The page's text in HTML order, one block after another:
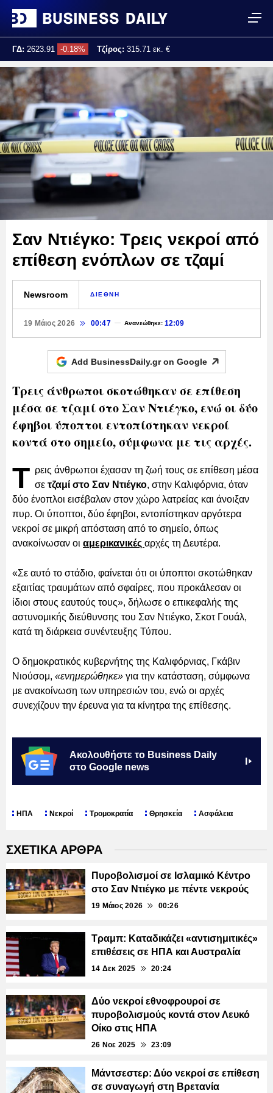
ΓΔ: 2623.91 -0.18% Τζίρος: 315.71 εκ. €
Τελ. ενημέρωση: 17:25:04
Σαν Ντιέγκο: Τρεις νεκροί από
επίθεση ενόπλων σε τζαμί
Newsroom ΔΙΕΘΝΗ
19 Μάιος 2026 00:47 Ανανεώθηκε:12:09
Add BusinessDaily.gr on Google
Τρεις άνθρωποι σκοτώθηκαν σε επίθεση
μέσα σε τζαμί στο Σαν Ντιέγκο, ενώ οι δύο
έφηβοι ύποπτοι εντοπίστηκαν νεκροί
κοντά στο σημείο, σύμφωνα με τις αρχές.
Τ ρεις άνθρωποι έχασαν τη ζωή τους σε επίθεση μέσα
σε τζαμί στο Σαν Ντιέγκο, στην Καλιφόρνια, όταν
δύο ένοπλοι εισέβαλαν στον χώρο λατρείας και άνοιξαν
πυρ. Οι ύποπτοι, δύο έφηβοι, εντοπίστηκαν αργότερα
νεκροί σε μικρή απόσταση από το σημείο, όπως
ανακοίνωσαν οι αμερικανικές αρχές τη Δευτέρα.
«Σε αυτό το στάδιο, φαίνεται ότι οι ύποπτοι σκοτώθηκαν
εξαιτίας τραυμάτων από σφαίρες, που προκάλεσαν οι
ίδιοι στους εαυτούς τους», δήλωσε ο επικεφαλής της
αστυνομικής διεύθυνσης του Σαν Ντιέγκο, Σκοτ Γουάλ,
κατά τη διάρκεια συνέντευξης Τύπου.
Ο δημοκρατικός κυβερνήτης της Καλιφόρνιας, Γκάβιν
Νιούσομ, «ενημερώθηκε» για την κατάσταση, σύμφωνα
με ανακοίνωση των υπηρεσιών του, ενώ οι αρχές
συνεχίζουν την έρευνα για τα κίνητρα της επίθεσης.
Ακολουθήστε το Business Daily
στο Google news
ΗΠΑ Νεκροί Τρομοκρατία Θρησκεία Ασφάλεια
ΣΧΕΤΙΚΑ ΑΡΘΡΑ
Πυροβολισμοί σε Ισλαμικό Κέντρο
στο Σαν Ντιέγκο με πέντε νεκρούς
19 Μάιος 2026 00:26
Τραμπ: Καταδικάζει «αντισημιτικές»
επιθέσεις σε ΗΠΑ και Αυστραλία
14 Δεκ 2025 20:24
Δύο νεκροί εθνοφρουροί σε
πυροβολισμούς κοντά στον Λευκό
Οίκο στις ΗΠΑ
26 Νοε 2025 23:09
Μάντσεστερ: Δύο νεκροί σε επίθεση
σε συναγωγή στη Βρετανία